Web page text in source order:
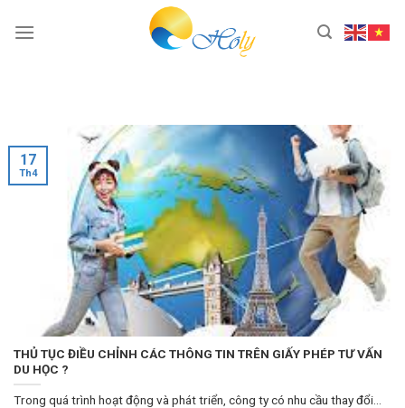
THỦ TỤC ĐIỀU CHỈNH CÁC THÔNG TIN TRÊN GIẤY PHÉP TƯ VẤN
DU HỌC ?
Trong quá trình hoạt động và phát triển, công ty có nhu cầu thay đổi...
17
Th4